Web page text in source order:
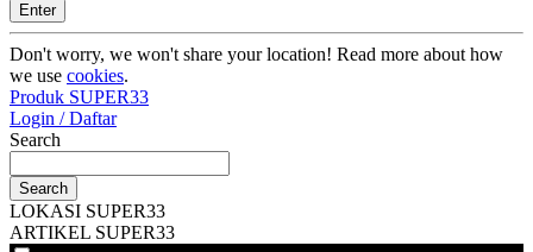
Enter
Don't worry, we won't share your location! Read more about how
we use cookies.
Produk SUPER33
Login / Daftar
Search
Search
LOKASI SUPER33
ARTIKEL SUPER33